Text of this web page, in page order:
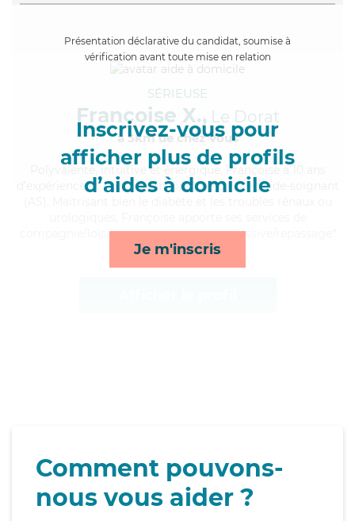
Présentation déclarative du candidat, soumise à
vérification avant toute mise en relation
Inscrivez-vous pour
afficher plus de profils
d’aides à domicile
Je m'inscris
SÉRIEUSE
Françoise X., Le Dorat
à 5km de chez Vous
, intuitive et énergique, Françoise a 10 ans
d'expérience et possède un diplôme d'Etat d'aide-soignant
compagnie/loisirs, transports, repas et lessive/repassage*
Comment pouvons-
nous vous aider ?